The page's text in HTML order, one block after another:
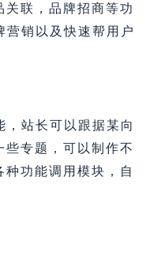
联，品牌招商等功
销以及快速帮用户
站长可以跟据某向
些专题，可以制作不
种功能调用模块，自